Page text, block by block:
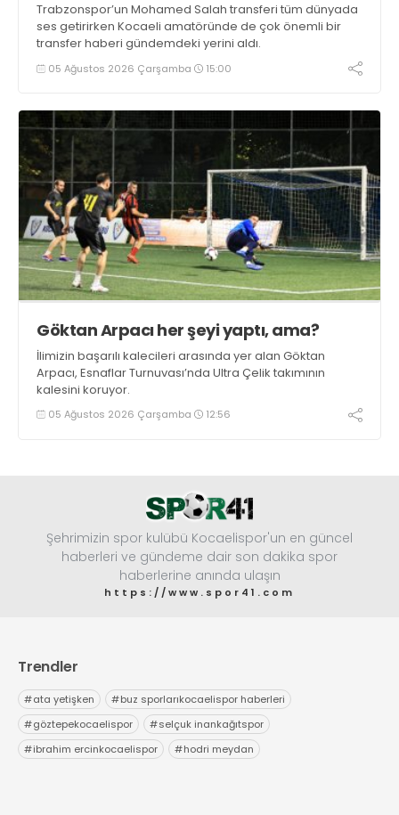
Trabzonspor’un Mohamed Salah transferi tüm dünyada
ses getirirken Kocaeli amatöründe de çok önemli bir
transfer haberi gündemdeki yerini aldı.
05 Ağustos 2026 Çarşamba 15:00
Göktan Arpacı her şeyi yaptı, ama?
İlimizin başarılı kalecileri arasında yer alan Göktan
Arpacı, Esnaflar Turnuvası’nda Ultra Çelik takımının
kalesini koruyor.
05 Ağustos 2026 Çarşamba 12:56
Şehrimizin spor kulübü Kocaelispor'un en güncel
haberleri ve gündeme dair son dakika spor
haberlerine anında ulaşın
https://www.spor41.com
Trendler
#ata yetişken #buz sporlarıkocaelispor haberleri
#göztepekocaelispor #selçuk inankağıtspor
#ibrahim ercinkocaelispor #hodri meydan